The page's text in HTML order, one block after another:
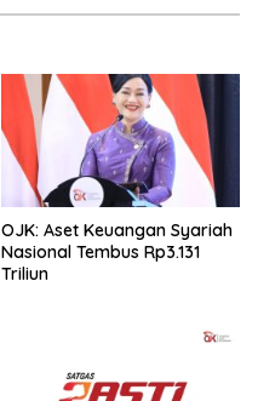
OJK: Aset Keuangan Syariah
Nasional Tembus Rp3.131
Triliun